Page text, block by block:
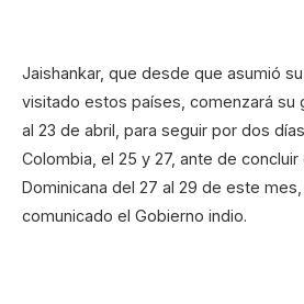
Jaishankar, que desde que asumió
visitado estos países, comenzará su
al 23 de abril, para seguir por dos
Colombia, el 25 y 27, ante de concluir
Dominicana del 27 al 29 de este
comunicado el Gobierno indio.